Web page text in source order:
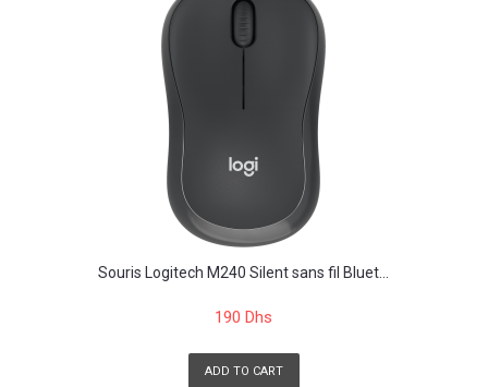
Souris Logitech M240 Silent sans fil Bluet...
190 Dhs
ADD TO CART